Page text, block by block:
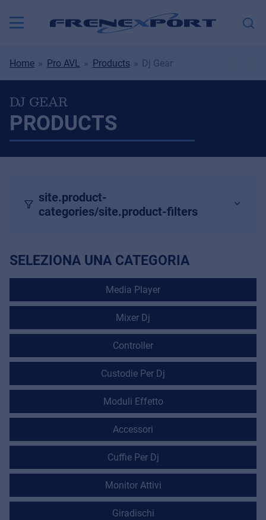
Home Pro AVL Products Dj Gear
DJ GEAR
PRODUCTS
site.product-
categories/site.product-filters
SELEZIONA UNA CATEGORIA
Media Player
Mixer Dj
Controller
Custodie Per Dj
Moduli Effetto
Accessori
Cuffie Per Dj
Monitor Attivi
Giradischi